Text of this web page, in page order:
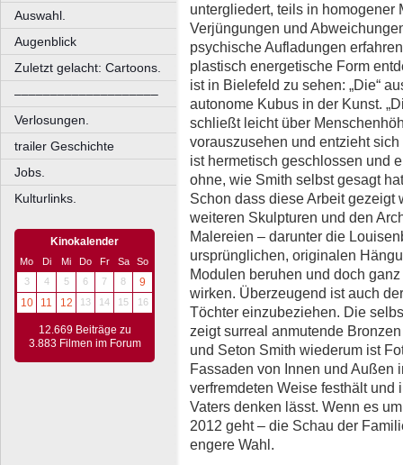
Auswahl.
Augenblick
Zuletzt gelacht: Cartoons.
––––––––––––––––––––
Verlosungen.
trailer Geschichte
Jobs.
Kulturlinks.
Kinokalender
Mo Di Mi Do Fr Sa
So
3
4 5 6 7 8
9
10
11 12 13 14 15 16
12.669 Beiträge zu
3.883 Filmen im Forum
untergliedert, teils in homogener
Verjüngungen und
psychische Aufladungen
plastisch energetische Form
ist in Bielefeld zu sehen: „Die“
autonome Kubus in der Kunst.
schließt leicht über
vorauszusehen und entzieht
ist hermetisch geschlossen und
ohne, wie Smith selbst gesagt
Schon dass diese Arbeit gezeigt
weiteren Skulpturen und den
Malereien – darunter die
ursprünglichen, originalen
Modulen beruhen und doch
wirken. Überzeugend ist auch
Töchter einzubeziehen. Die
zeigt surreal anmutende
und Seton Smith wiederum ist
Fassaden von Innen und Außen
verfremdeten Weise festhält
Vaters denken lässt. Wenn es
2012 geht – die Schau der
engere Wahl.